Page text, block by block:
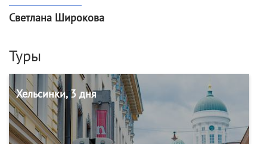
Светлана Широкова
Туры
Хельсинки, 3 дня